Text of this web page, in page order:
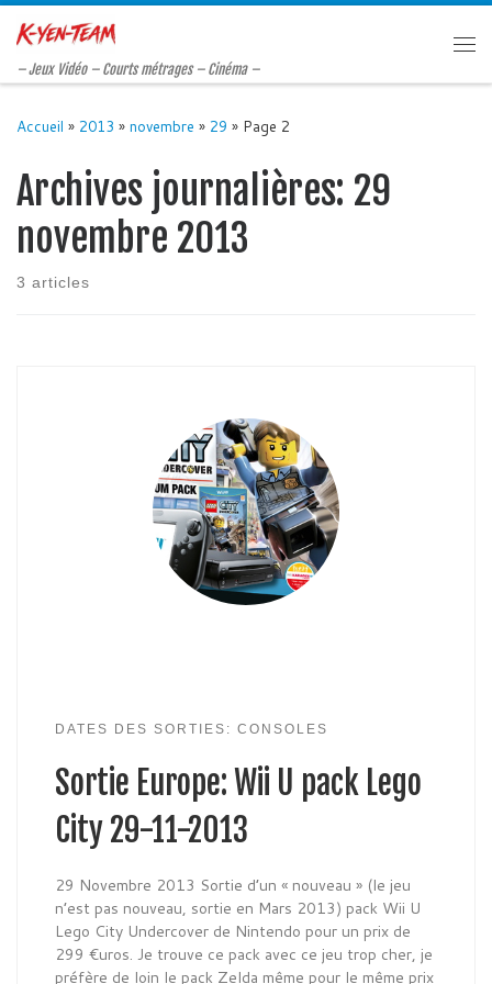
Passer au contenu
– Jeux Vidéo – Courts métrages – Cinéma –
Accueil » 2013 » novembre » 29 » Page 2
Archives journalières: 29
novembre 2013
3 articles
DATES DES SORTIES: CONSOLES
Sortie Europe: Wii U pack Lego
City 29-11-2013
29 Novembre 2013 Sortie d’un « nouveau » (le jeu
n’est pas nouveau, sortie en Mars 2013) pack Wii U
Lego City Undercover de Nintendo pour un prix de
299 €uros. Je trouve ce pack avec ce jeu trop cher, je
préfère de loin le pack Zelda même pour le même prix